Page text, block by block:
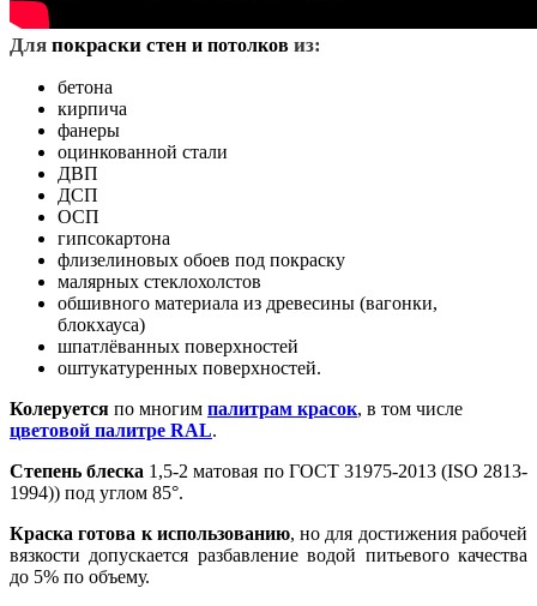
Для покраски стен и потолков из:
бетона
кирпича
фанеры
оцинкованной стали
ДВП
ДСП
ОСП
гипсокартона
флизелиновых обоев под покраску
малярных стеклохолстов
обшивного материала из древесины (вагонки,
блокхауса)
шпатлёванных поверхностей
оштукатуренных поверхностей.
Колеруется по многим палитрам красок, в том числе
цветовой палитре RAL.
Степень блеска 1,5-2 матовая по ГОСТ 31975-2013 (ISO 2813-
1994)) под углом 85°.
Краска готова к использованию, но для достижения рабочей
вязкости допускается разбавление водой питьевого качества
до 5% по объему.